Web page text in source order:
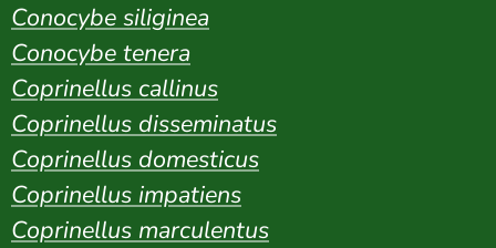
Conocybe siliginea
Conocybe tenera
Coprinellus callinus
Coprinellus disseminatus
Coprinellus domesticus
Coprinellus impatiens
Coprinellus marculentus